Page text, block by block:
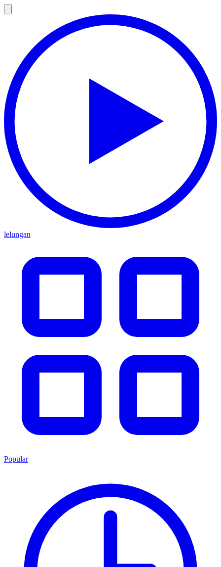
lelungan
Popular